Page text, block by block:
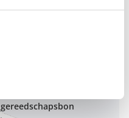
0
gereedschapsbon